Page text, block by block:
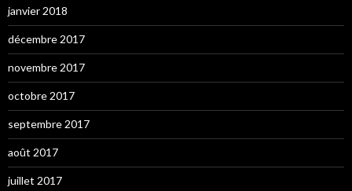
janvier 2018
décembre 2017
novembre 2017
octobre 2017
septembre 2017
août 2017
juillet 2017